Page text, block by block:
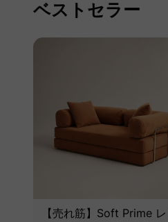
ベストセラー
【売れ筋】Soft Prime レ